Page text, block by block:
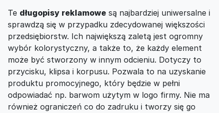
Te długopisy reklamowe są najbardziej uniwersalne i
sprawdzą się w przypadku zdecydowanej większości
przedsiębiorstw. Ich największą zaletą jest ogromny
wybór kolorystyczny, a także to, że każdy element
może być stworzony w innym odcieniu. Dotyczy to
przycisku, klipsa i korpusu. Pozwala to na uzyskanie
produktu promocyjnego, który będzie w pełni
odpowiadać np. barwom użytym w logo firmy. Nie ma
również ograniczeń co do zadruku i tworzy się go